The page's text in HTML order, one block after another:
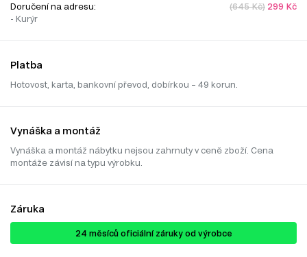
Doručení na adresu:
- Kurýr
(645 Kč) 299 Kč
Platba
Hotovost, karta, bankovní převod, dobírkou – 49 korun.
Vynáška a montáž
Vynáška a montáž nábytku nejsou zahrnuty v ceně zboží. Cena
montáže závisí na typu výrobku.
Záruka
24 ​​​​měsíců oficiální záruky od výrobce